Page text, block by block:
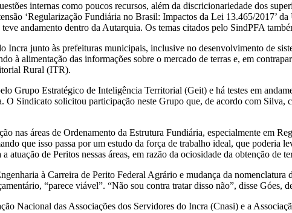
internas como poucos recursos, além da discricionariedade dos
‘Regularização Fundiária no Brasil: Impactos da Lei 13.465/2017’
andamento dentro da Autarquia. Os temas citados pelo SindPFA
junto às prefeituras municipais, inclusive no desenvolvimento de
à alimentação das informações sobre o mercado de terras e, em
Rural (ITR).
Grupo Estratégico de Inteligência Territorial (Geit) e há testes em
O Sindicato solicitou participação neste Grupo que, de acordo com Silva,
nas áreas de Ordenamento da Estrutura Fundiária, especialmente em
que isso passa por um estudo da força de trabalho ideal, que poderia
atuação de Peritos nessas áreas, em razão da ociosidade da obtenção de
à Carreira de Perito Federal Agrário e mudança da
“parece viável”. “Não sou contra tratar disso não”, disse Góes,
Nacional das Associações dos Servidores do Incra (Cnasi) e a